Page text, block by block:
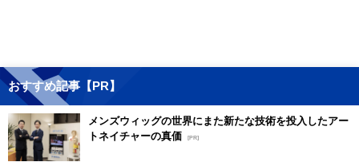
おすすめ記事【PR】
メンズウィッグの世界にまた新たな技術を投入したアー
トネイチャーの真価 [PR]